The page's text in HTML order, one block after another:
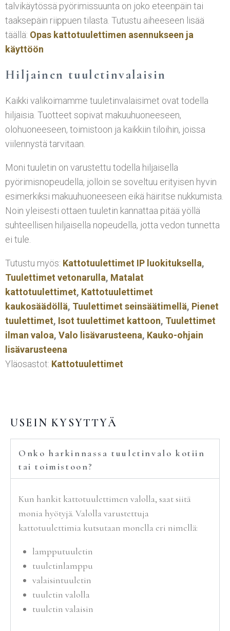
talvikäytössä pyörimissuunta on joko eteenpäin tai
taaksepäin riippuen tilasta. Tutustu aiheeseen lisää
täällä: Opas kattotuulettimen asennukseen ja
käyttöön
Hiljainen tuuletinvalaisin
Kaikki valikoimamme tuuletinvalaisimet ovat todella
hiljaisia. Tuotteet sopivat makuuhuoneeseen,
olohuoneeseen, toimistoon ja kaikkiin tiloihin, joissa
viilennystä tarvitaan.
Moni tuuletin on varustettu todella hiljaisella
pyörimisnopeudella, jolloin se soveltuu erityisen hyvin
esimerkiksi makuuhuoneeseen eikä häiritse nukkumista.
Noin yleisesti ottaen tuuletin kannattaa pitää yöllä
suhteellisen hiljaisella nopeudella, jotta vedon tunnetta
ei tule.
Tutustu myös: Kattotuulettimet IP luokituksella,
Tuulettimet vetonarulla, Matalat
kattotuulettimet, Kattotuulettimet
kaukosäädöllä, Tuulettimet seinsäätimellä, Pienet
tuulettimet, Isot tuulettimet kattoon, Tuulettimet
ilman valoa, Valo lisävarusteena, Kauko-ohjain
lisävarusteena
Yläosastot: Kattotuulettimet
USEIN KYSYTTYÄ
Onko harkinnassa tuuletinvalo kotiin
tai toimistoon?
Kun hankit kattotuulettimen valolla, saat siitä
monia hyötyjä. Valolla varustettuja
kattotuulettimia kutsutaan monella eri nimellä:
lampputuuletin
tuuletinlamppu
valaisintuuletin
tuuletin valolla
tuuletin valaisin